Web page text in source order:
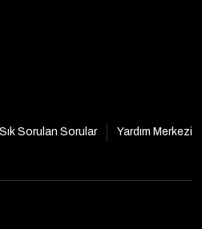
Sık Sorulan Sorular
Yardım Merkezi